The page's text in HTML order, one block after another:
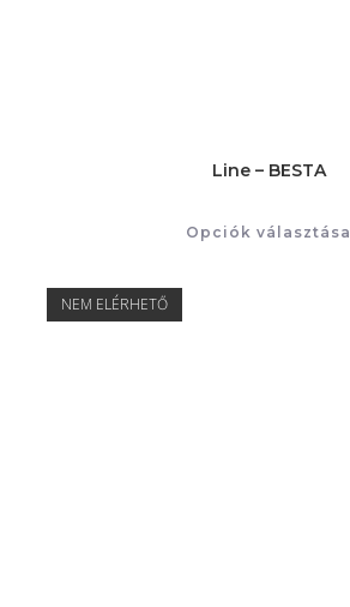
Line – BESTA
Opciók választása
NEM ELÉRHETŐ